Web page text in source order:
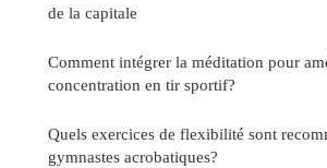
de la capitale
Comment intégrer la méditation pour
concentration en tir sportif?
Quels exercices de flexibilité sont
gymnastes acrobatiques?